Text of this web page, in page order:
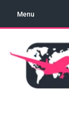
Menu